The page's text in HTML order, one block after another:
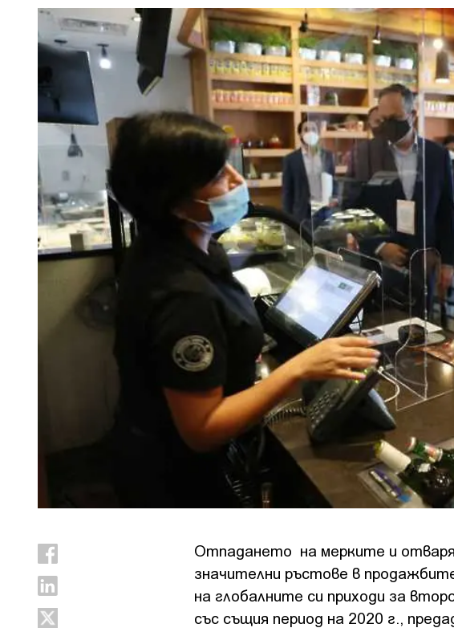
Отпадането на мерките и
значителни ръстове в
на глобалните си приходи за
със същия период на 2020 г.,